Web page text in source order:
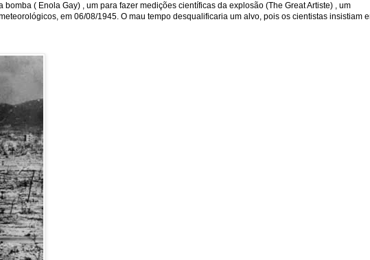
( Enola Gay) , um para fazer medições científicas da explosão (The Great Artiste) , um
em 06/08/1945. O mau tempo desqualificaria um alvo, pois os cientistas insistiam